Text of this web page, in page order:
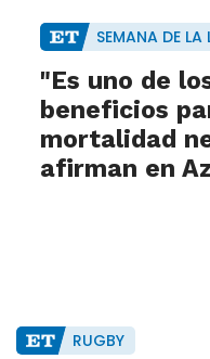
SEMANA DE
"Es uno de
beneficios
mortalidad
afirman en
RUGBY